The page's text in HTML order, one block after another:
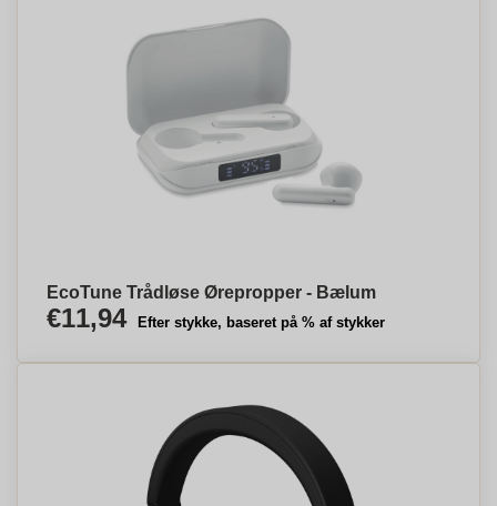
EcoTune Trådløse Ørepropper - Bælum
€11,94 Efter stykke, baseret på % af stykker